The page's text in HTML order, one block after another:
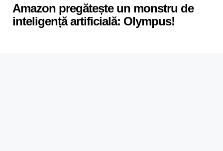
Amazon pregătește un monstru de
inteligență artificială: Olympus!